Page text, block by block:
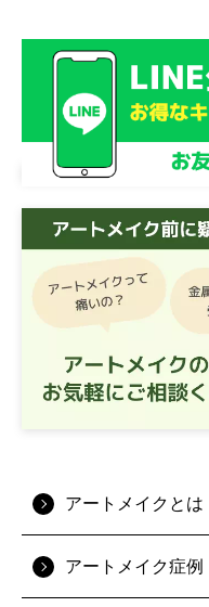
アートメイクとは
アートメイク症例